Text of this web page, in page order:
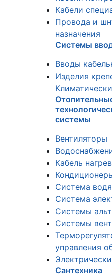
Кабели
Провода и
назначения
Системы
Вводы
Изделия
системы
Вентиляторы
Кабель
Система
Система
Системы
Системы
управления
Сантехника